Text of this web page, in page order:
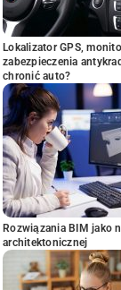
Lokalizator GPS,
zabezpieczenia
chronić auto?
Rozwiązania BIM jako
architektonicznej